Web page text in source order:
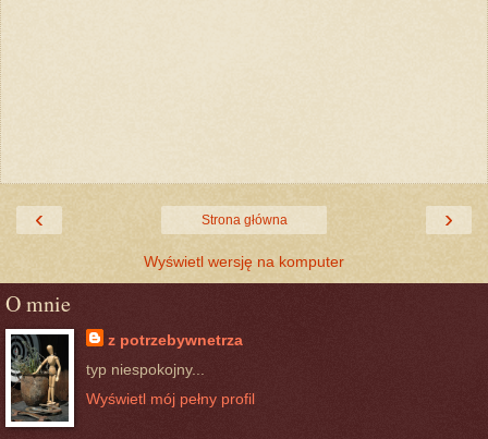
‹ ›
Strona główna
Wyświetl wersję na komputer
O mnie
z potrzebywnetrza
typ niespokojny...
Wyświetl mój pełny profil